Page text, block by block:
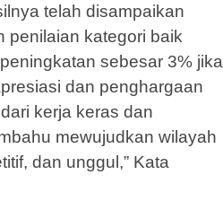
telah disampaikan
penilaian kategori baik
sebesar 3% jika
dan penghargaan
kerja keras dan
mewujudkan wilayah
dan unggul,” Kata